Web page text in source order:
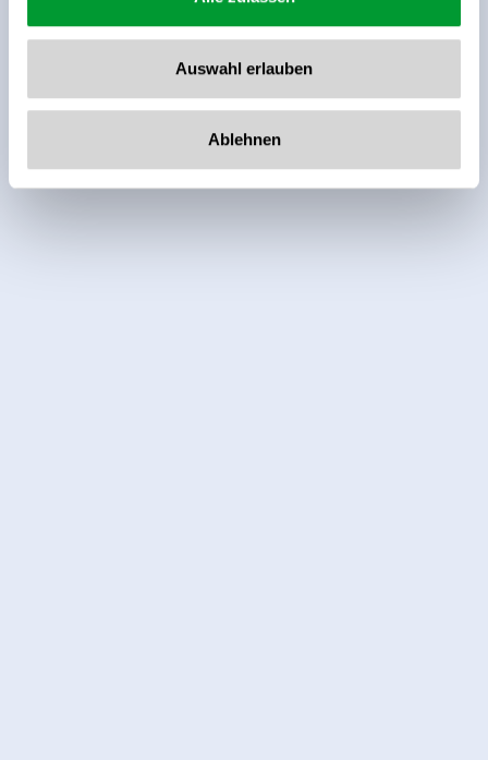
Auswahl erlauben
Ablehnen